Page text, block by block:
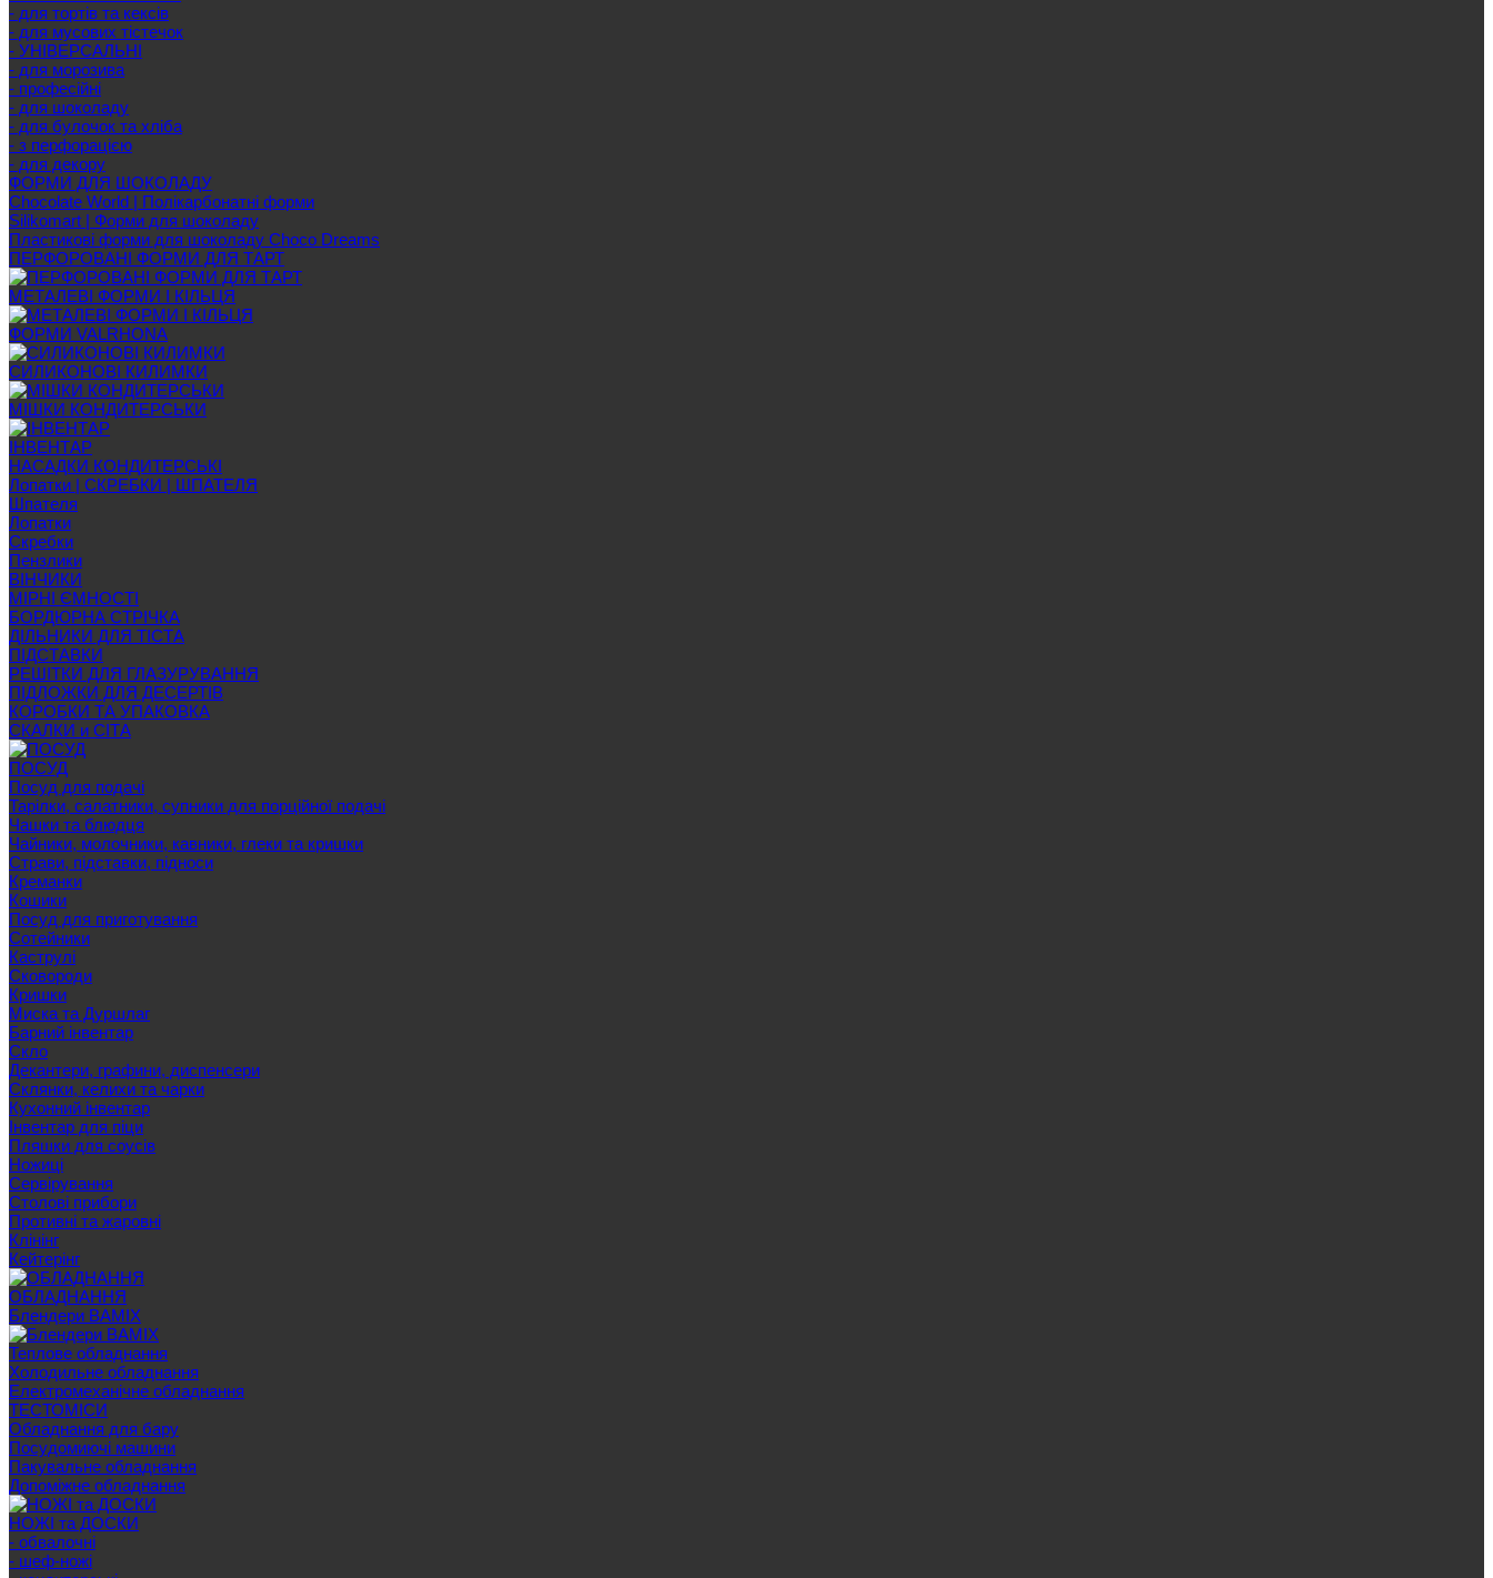
- для тортів та кексів
- для мусових тістечок
- УНІВЕРСАЛЬНІ
- для морозива
- професійні
- для шоколаду
- для булочок та хліба
- з перфорацією
- для декору
ФОРМИ ДЛЯ ШОКОЛАДУ
Chocolate World | Полікарбонатні форми
Silikomart | Форми для шоколаду
Пластикові форми для шоколаду Choco Dreams
ПЕРФОРОВАНІ ФОРМИ ДЛЯ ТАРТ
МЕТАЛЕВІ ФОРМИ І КІЛЬЦЯ
ФОРМИ VALRHONA
СИЛИКОНОВІ КИЛИМКИ
МІШКИ КОНДИТЕРСЬКИ
ІНВЕНТАР
НАСАДКИ КОНДИТЕРСЬКІ
Лопатки | СКРЕБКИ | ШПАТЕЛЯ
Шпателя
Лопатки
Скребки
Пензлики
ВІНЧИКИ
МІРНІ ЄМНОСТІ
БОРДЮРНА СТРІЧКА
ДІЛЬНИКИ ДЛЯ ТІСТА
ПІДСТАВКИ
РЕШІТКИ ДЛЯ ГЛАЗУРУВАННЯ
ПІДЛОЖКИ ДЛЯ ДЕСЕРТІВ
КОРОБКИ ТА УПАКОВКА
СКАЛКИ и СІТА
ПОСУД
Посуд для подачі
Тарілки, салатники, супники для порційної подачі
Чашки та блюдця
Чайники, молочники, кавники, глеки та кришки
Страви, підставки, підноси
Креманки
Кошики
Посуд для приготування
Сотейники
Каструлі
Сковороди
Кришки
Миска та Дуршлаг
Барний інвентар
Скло
Декантери, графини, диспенсери
Склянки, келихи та чарки
Кухонний інвентар
Інвентар для піци
Пляшки для соусів
Ножиці
Сервірування
Cтолові прибори
Противні та жаровні
Клінінг
Кейтерінг
ОБЛАДНАННЯ
Блендери BAMIX
Теплове обладнання
Холодильне обладнання
Електромеханічне обладнання
ТЕСТОМІСИ
Обладнання для бару
Посудомиючі машини
Пакувальне обладнання
Допоміжне обладнання
НОЖІ та ДОСКИ
- обвалочні
- шеф-ножі